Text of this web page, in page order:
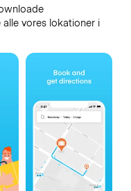
vores lokationer i